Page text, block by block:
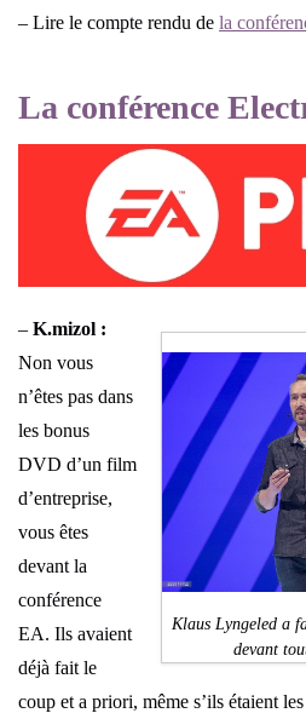
– Lire le compte rendu de la
La conférence
Klaus Lyngeled a
devant
– K.mizol :
Non vous
n’êtes pas dans
les bonus
DVD d’un film
d’entreprise,
vous êtes
devant la
conférence
EA. Ils avaient
déjà fait le
coup et a priori, même s’ils étaient